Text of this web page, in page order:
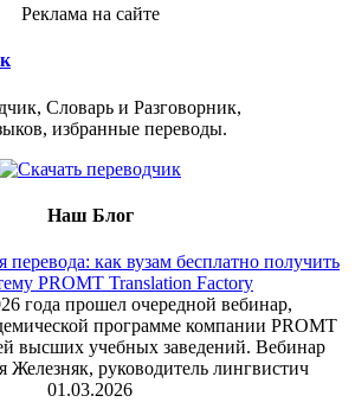
Реклама на сайте
Словарь и Разговорник,
избранные переводы.
Наш Блог
как вузам бесплатно получить
PROMT Translation Factory
года прошел очередной вебинар,
программе компании PROMT
высших учебных заведений. Вебинар
Железняк, руководитель лингвистич
01.03.2026